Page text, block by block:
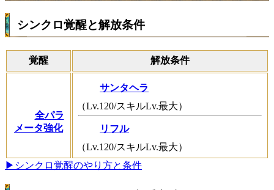
シンクロ覚醒と解放条件
覚醒 解放条件
全パラ
メータ強化
サンタヘラ
（Lv.120/スキルLv.最大）
リフル
（Lv.120/スキルLv.最大）
▶シンクロ覚醒のやり方と条件